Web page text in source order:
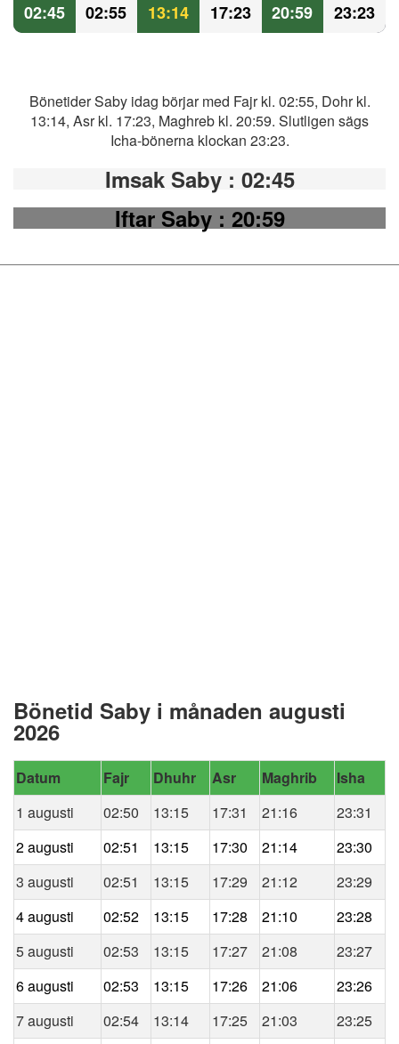
02:45 02:55 13:14 17:23 20:59 23:23
Bönetider Saby idag börjar med Fajr kl. 02:55, Dohr kl.
13:14, Asr kl. 17:23, Maghreb kl. 20:59. Slutligen sägs
Icha-bönerna klockan 23:23.
Imsak Saby : 02:45
Iftar Saby: 20:59
Bönetid Saby i månaden augusti
2026
Datum Fajr Dhuhr Asr Maghrib
Isha
1 augusti
02:50 13:15 17:31 21:16
23:31
2 augusti
02:51 13:15 17:30 21:14
23:30
3 augusti
02:51 13:15 17:29 21:12
23:29
4 augusti
02:52 13:15 17:28 21:10
23:28
5 augusti
02:53 13:15 17:27 21:08
23:27
6 augusti
02:53 13:15 17:26 21:06
23:26
7 augusti
02:54 13:14 17:25 21:03
23:25